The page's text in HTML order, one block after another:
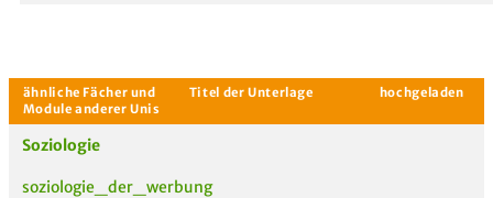
Soziologie
soziologie_der_werbung